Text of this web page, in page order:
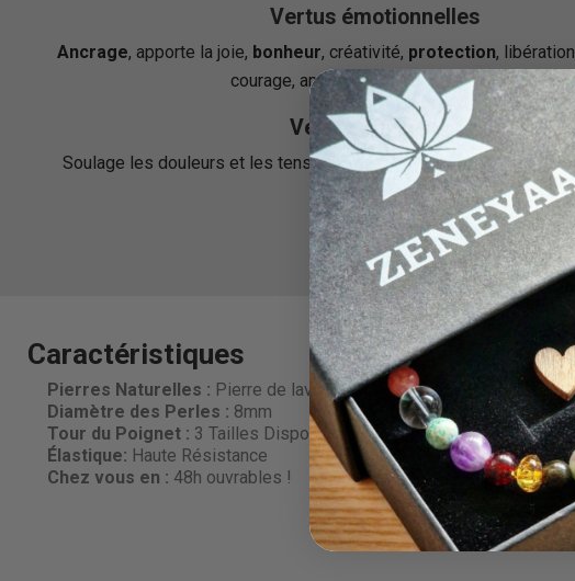
Vertus émotionnelles
Ancrage, apporte la joie, bonheur, créativité, protection,
courage, anti-stress, soulage la déprime
Vertus physiques
Soulage les douleurs et les tensions musculaires,dynamisme ,
l'énergie
Caractéristiques
Pierres Naturelles : Pierre de lave et Bois
Diamètre des Perles : 8mm
Tour du Poignet : 3 Tailles Disponibles
Élastique: Haute Résistance
Chez vous en : 48h ouvrables !
Nous
cas de